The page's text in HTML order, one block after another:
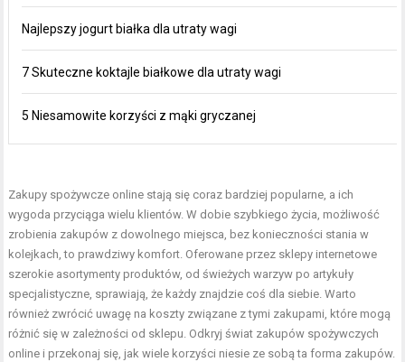
Najlepszy jogurt białka dla utraty wagi
7 Skuteczne koktajle białkowe dla utraty wagi
5 Niesamowite korzyści z mąki gryczanej
Zakupy spożywcze online stają się coraz bardziej popularne, a ich
wygoda przyciąga wielu klientów. W dobie szybkiego życia, możliwość
zrobienia zakupów z dowolnego miejsca, bez konieczności stania w
kolejkach, to prawdziwy komfort. Oferowane przez sklepy internetowe
szerokie asortymenty produktów, od świeżych warzyw po artykuły
specjalistyczne, sprawiają, że każdy znajdzie coś dla siebie. Warto
również zwrócić uwagę na koszty związane z tymi zakupami, które mogą
różnić się w zależności od sklepu. Odkryj świat zakupów spożywczych
online i przekonaj się, jak wiele korzyści niesie ze sobą ta forma zakupów.